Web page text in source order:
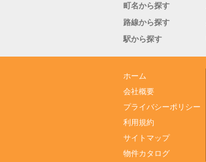
町名から探す
路線から探す
駅から探す
ホーム
会社概要
プライバシーポリシー
利用規約
サイトマップ
物件カタログ